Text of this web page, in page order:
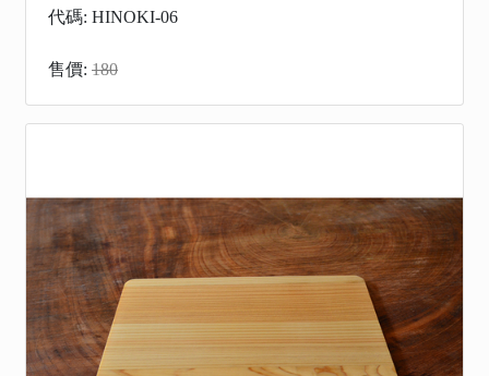
代碼: HINOKI-06
售價: 180